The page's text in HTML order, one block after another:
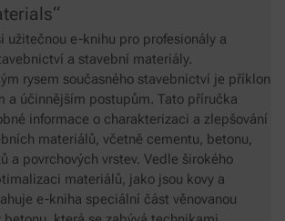
užitečnou e-knihu pro profesionály a
a stavební materiály.
rysem současného stavebnictví je příklon
a účinnějším postupům. Tato příručka
informace o charakterizaci a zlepšování
materiálů, včetně cementu, betonu,
a povrchových vrstev. Vedle širokého
materiálů, jako jsou kovy a
e-kniha speciální část věnovanou